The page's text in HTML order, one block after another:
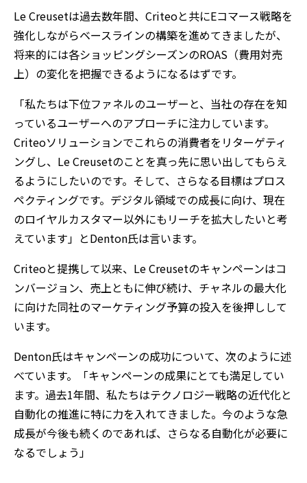
Le Creusetは過去数年間、Criteoと共にEコマース戦略を
強化しながらベースラインの構築を進めてきましたが、
将来的には各ショッピングシーズンのROAS（費用対売
上）の変化を把握できるようになるはずです。
「私たちは下位ファネルのユーザーと、当社の存在を知
っているユーザーへのアプローチに注力しています。
Criteoソリューションでこれらの消費者をリターゲティ
ングし、Le Creusetのことを真っ先に思い出してもらえ
るようにしたいのです。そして、さらなる目標はプロス
ペクティングです。デジタル領域での成長に向け、現在
のロイヤルカスタマー以外にもリーチを拡大したいと考
えています」とDenton氏は言います。
Criteoと提携して以来、Le Creusetのキャンペーンはコ
ンバージョン、売上ともに伸び続け、チャネルの最大化
に向けた同社のマーケティング予算の投入を後押しして
います。
Denton氏はキャンペーンの成功について、次のように述
べています。「キャンペーンの成果にとても満足してい
ます。過去1年間、私たちはテクノロジー戦略の近代化と
自動化の推進に特に力を入れてきました。今のような急
成長が今後も続くのであれば、さらなる自動化が必要に
なるでしょう」